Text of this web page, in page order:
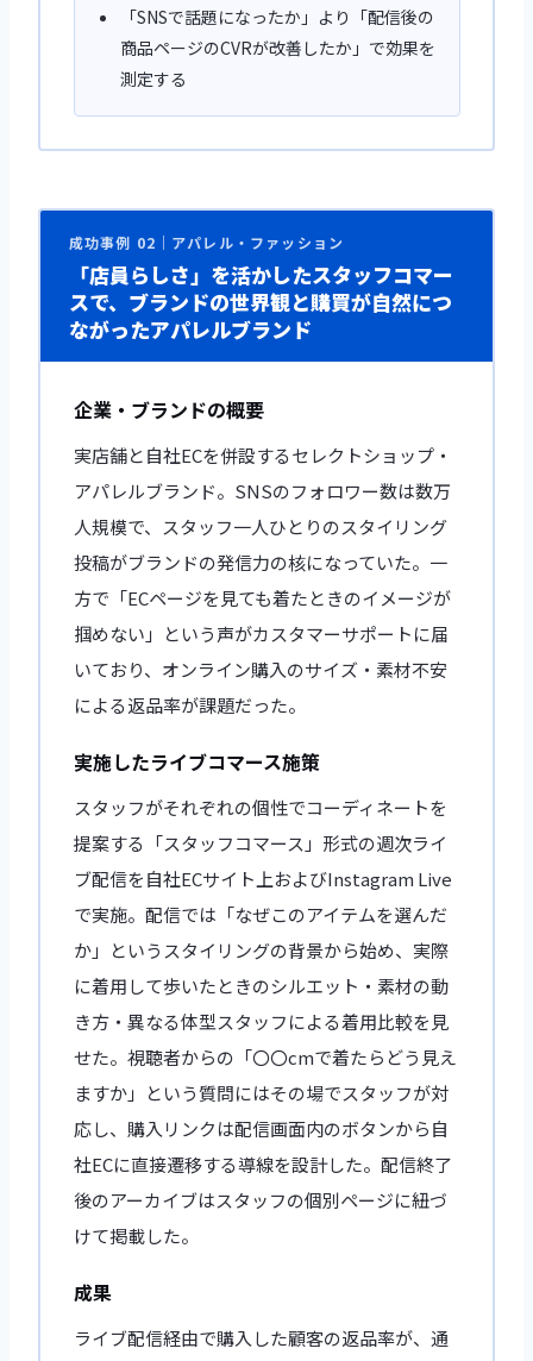
「SNSで話題になったか」より「配信後の
商品ページのCVRが改善したか」で効果を
測定する
成功事例 02｜アパレル・ファッション
「店員らしさ」を活かしたスタッフコマー
スで、ブランドの世界観と購買が自然につ
ながったアパレルブランド
企業・ブランドの概要
実店舗と自社ECを併設するセレクトショップ・
アパレルブランド。SNSのフォロワー数は数万
人規模で、スタッフ一人ひとりのスタイリング
投稿がブランドの発信力の核になっていた。一
方で「ECページを見ても着たときのイメージが
掴めない」という声がカスタマーサポートに届
いており、オンライン購入のサイズ・素材不安
による返品率が課題だった。
実施したライブコマース施策
スタッフがそれぞれの個性でコーディネートを
提案する「スタッフコマース」形式の週次ライ
ブ配信を自社ECサイト上およびInstagram Live
で実施。配信では「なぜこのアイテムを選んだ
か」というスタイリングの背景から始め、実際
に着用して歩いたときのシルエット・素材の動
き方・異なる体型スタッフによる着用比較を見
せた。視聴者からの「〇〇cmで着たらどう見え
ますか」という質問にはその場でスタッフが対
応し、購入リンクは配信画面内のボタンから自
社ECに直接遷移する導線を設計した。配信終了
後のアーカイブはスタッフの個別ページに紐づ
けて掲載した。
成果
ライブ配信経由で購入した顧客の返品率が、通